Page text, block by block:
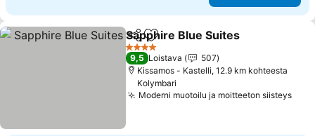
Jaa Lisää suosikkeihin
Sapphire Blue Suites
4 Tähtiluokitus
9,5 Loistava
507
Kissamos - Kastelli, 12.9 km kohteesta
Kolymbari
Moderni muotoilu ja moitteeton siisteys